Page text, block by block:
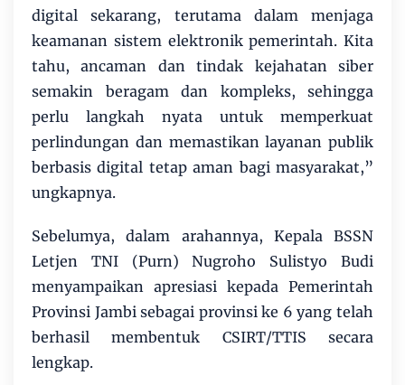
digital sekarang, terutama dalam menjaga
keamanan sistem elektronik pemerintah. Kita
tahu, ancaman dan tindak kejahatan siber
semakin beragam dan kompleks, sehingga
perlu langkah nyata untuk memperkuat
perlindungan dan memastikan layanan publik
berbasis digital tetap aman bagi masyarakat,”
ungkapnya.
Sebelumya, dalam arahannya, Kepala BSSN
Letjen TNI (Purn) Nugroho Sulistyo Budi
menyampaikan apresiasi kepada Pemerintah
Provinsi Jambi sebagai provinsi ke 6 yang telah
berhasil membentuk CSIRT/TTIS secara
lengkap.